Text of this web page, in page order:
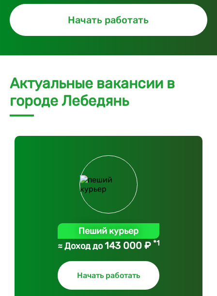
Начать работать
Актуальные вакансии в
городе Лебедянь
Пеший курьер
≈ Доход до143 000 ₽ *1
Начать работать